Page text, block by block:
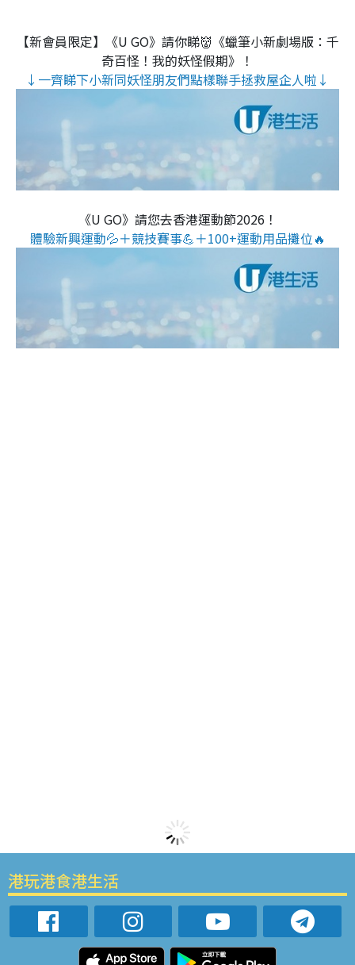
【新會員限定】《U GO》請你睇👹《蠟筆小新劇場版：千
奇百怪！我的妖怪假期》！
↓一齊睇下小新同妖怪朋友們點樣聯手拯救屋企人啦↓
《U GO》請您去香港運動節2026！
體驗新興運動💦＋競技賽事💪＋100+運動用品攤位🔥
港玩港食港生活